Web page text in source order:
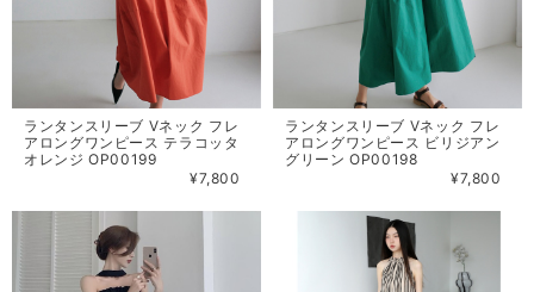
ランタンスリーブ Vネック フレ
アロングワンピース テラコッタ
オレンジ OP00199
¥7,800
ランタンスリーブ Vネック フレ
アロングワンピース ビリジアン
グリーン OP00198
¥7,800